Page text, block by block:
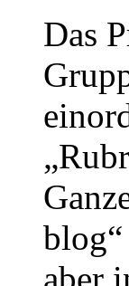
Das
aber